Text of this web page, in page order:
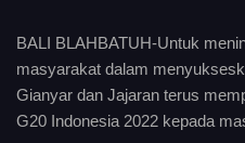
BALI BLAHBATUH-Untuk
masyarakat dalam
Gianyar dan Jajaran terus
G20 Indonesia 2022 kepada